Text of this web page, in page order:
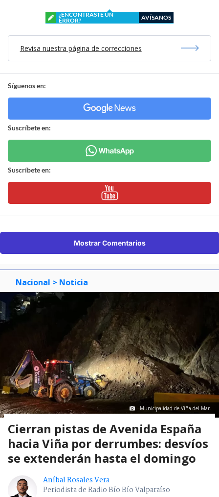
¿ENCONTRASTE UN
ERROR?
AVÍSANOS
Revisa nuestra página de correcciones
Síguenos en:
Suscríbete en:
Suscríbete en:
Mostrar Comentarios
Nacional > Noticia
Municipalidad de Viña del Mar.
Cierran pistas de Avenida España
hacia Viña por derrumbes: desvíos
se extenderán hasta el domingo
Aníbal Rosales Vera
Periodista de Radio Bío Bío Valparaíso